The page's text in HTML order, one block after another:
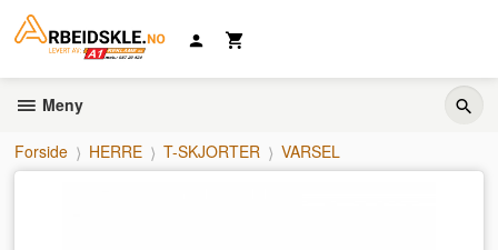
innholdet
Meny
Forside HERRE T-SKJORTER VARSEL